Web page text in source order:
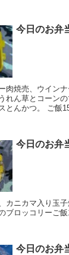
今日のお弁
肉焼売、ウイン
れん草とコーン
とんかつ。 ご飯
今日のお弁
カニカマ入り玉
ブロッコリーご
今日のお弁